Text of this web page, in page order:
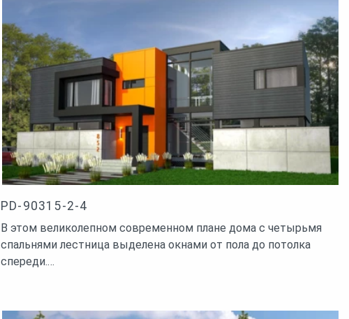
PD-90315-2-4
В этом великолепном современном плане дома с четырьмя
спальнями лестница выделена окнами от пола до потолка
спереди.…